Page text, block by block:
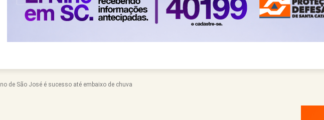
de São José é sucesso até embaixo de chuva